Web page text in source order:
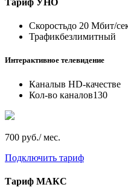
Тариф УНО
Скоростьдо 20 Мбит/
Трафикбезлимитный
Интерактивное телевидение
Каналыв HD-качестве
Кол-во каналов130
700 руб./ мес.
Подключить тариф
Тариф МАКС